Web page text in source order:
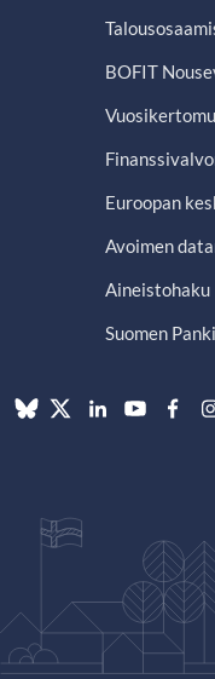
BOFIT
Euroopan
Avoimen
Aineistohaku
Suomen